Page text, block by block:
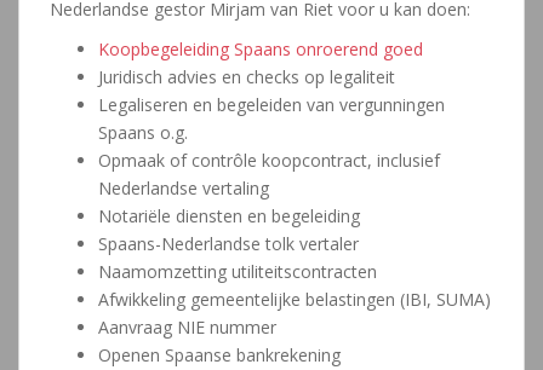
Nederlandse gestor Mirjam van Riet voor u kan doen:
Koopbegeleiding Spaans onroerend goed
Juridisch advies en checks op legaliteit
Legaliseren en begeleiden van vergunningen
Spaans o.g.
Opmaak of contrôle koopcontract, inclusief
Nederlandse vertaling
Notariële diensten en begeleiding
Spaans-Nederlandse tolk vertaler
Naamomzetting utiliteitscontracten
Afwikkeling gemeentelijke belastingen (IBI, SUMA)
Aanvraag NIE nummer
Openen Spaanse bankrekening